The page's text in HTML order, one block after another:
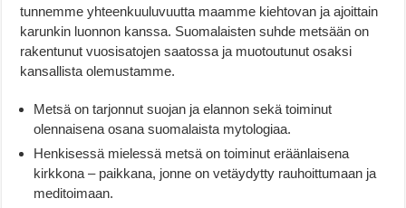
tunnemme yhteenkuuluvuutta maamme kiehtovan ja ajoittain
karunkin luonnon kanssa. Suomalaisten suhde metsään on
rakentunut vuosisatojen saatossa ja muotoutunut osaksi
kansallista olemustamme.
Metsä on tarjonnut suojan ja elannon sekä toiminut
olennaisena osana suomalaista mytologiaa.
Henkisessä mielessä metsä on toiminut eräänlaisena
kirkkona – paikkana, jonne on vetäydytty rauhoittumaan ja
meditoimaan.